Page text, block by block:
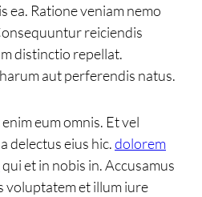
ea. Ratione veniam nemo
reiciendis
distinctio repellat.
aut perferendis natus.
eum omnis. Et vel
delectus eius hic.dolorem
qui et in nobis in. Accusamus
voluptatem et illum iure